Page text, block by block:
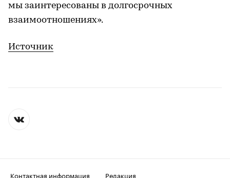
мы заинтересованы в долгосрочных
взаимоотношениях».
Источник
Контактная информация
Редакция